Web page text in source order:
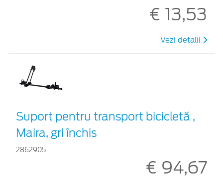
€ 13,53
Vezi detalii
Suport pentru transport bicicletă ,
Maira, gri închis
2862905
€ 94,67